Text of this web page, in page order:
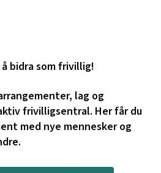
bidra som frivillig!
lag og
frivilligsentral. Her får du
med nye mennesker og